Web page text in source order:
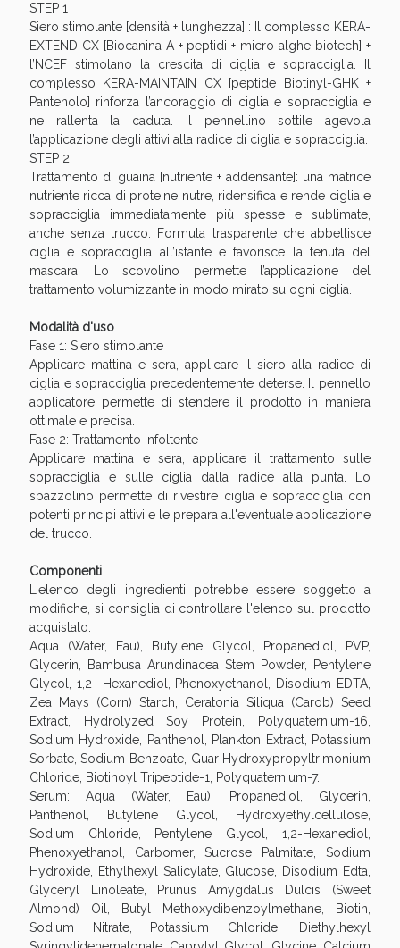
STEP 1
Siero stimolante [densità + lunghezza] : Il complesso KERA-
EXTEND CX [Biocanina A + peptidi + micro alghe biotech] +
l’NCEF stimolano la crescita di ciglia e sopracciglia. Il
complesso KERA-MAINTAIN CX [peptide Biotinyl-GHK +
Pantenolo] rinforza l’ancoraggio di ciglia e sopracciglia e
ne rallenta la caduta. Il pennellino sottile agevola
l’applicazione degli attivi alla radice di ciglia e sopracciglia.
STEP 2
Trattamento di guaina [nutriente + addensante]: una matrice
nutriente ricca di proteine nutre, ridensifica e rende ciglia e
sopracciglia immediatamente più spesse e sublimate,
anche senza trucco. Formula trasparente che abbellisce
ciglia e sopracciglia all’istante e favorisce la tenuta del
mascara. Lo scovolino permette l’applicazione del
trattamento volumizzante in modo mirato su ogni ciglia.
Modalità d'uso
Fase 1: Siero stimolante
Applicare mattina e sera, applicare il siero alla radice di
ciglia e sopracciglia precedentemente deterse. Il pennello
applicatore permette di stendere il prodotto in maniera
ottimale e precisa.
Fase 2: Trattamento infoltente
Applicare mattina e sera, applicare il trattamento sulle
sopracciglia e sulle ciglia dalla radice alla punta. Lo
spazzolino permette di rivestire ciglia e sopracciglia con
potenti principi attivi e le prepara all'eventuale applicazione
del trucco.
Componenti
L'elenco degli ingredienti potrebbe essere soggetto a
modifiche, si consiglia di controllare l'elenco sul prodotto
acquistato.
Aqua (Water, Eau), Butylene Glycol, Propanediol, PVP,
Glycerin, Bambusa Arundinacea Stem Powder, Pentylene
Glycol, 1,2- Hexanediol, Phenoxyethanol, Disodium EDTA,
Zea Mays (Corn) Starch, Ceratonia Siliqua (Carob) Seed
Extract, Hydrolyzed Soy Protein, Polyquaternium-16,
Sodium Hydroxide, Panthenol, Plankton Extract, Potassium
Sorbate, Sodium Benzoate, Guar Hydroxypropyltrimonium
Chloride, Biotinoyl Tripeptide-1, Polyquaternium-7.
Serum: Aqua (Water, Eau), Propanediol, Glycerin,
Panthenol, Butylene Glycol, Hydroxyethylcellulose,
Sodium Chloride, Pentylene Glycol, 1,2-Hexanediol,
Phenoxyethanol, Carbomer, Sucrose Palmitate, Sodium
Hydroxide, Ethylhexyl Salicylate, Glucose, Disodium Edta,
Glyceryl Linoleate, Prunus Amygdalus Dulcis (Sweet
Almond) Oil, Butyl Methoxydibenzoylmethane, Biotin,
Sodium Nitrate, Potassium Chloride, Diethylhexyl
Sconto fino al 55% disponibile oggi!
Vie Urinarie e Prostata: Sconti fino al 45% oggi!
Benessere Intestinale: Sconto fino al 55% valido
oggi!